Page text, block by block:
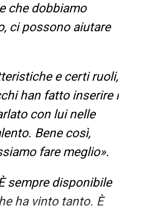
che dobbiamo
ci possono aiutare
e certi ruoli,
han fatto inserire i
con lui nelle
Bene così,
fare meglio».
sempre disponibile
ha vinto tanto. È